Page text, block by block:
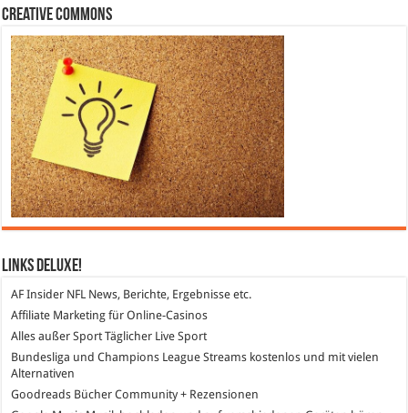
Creative Commons
Links DeLuXe!
AF Insider NFL News, Berichte, Ergebnisse etc.
Affiliate Marketing für Online-Casinos
Alles außer SportTäglicher Live Sport
Bundesliga und Champions League Streams kostenlos und mit vielen
Alternativen
Goodreads Bücher Community + Rezensionen